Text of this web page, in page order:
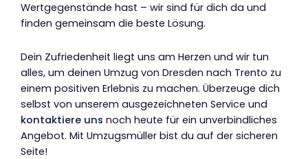
Wertgegenstände hast – wir sind für dich da und
finden gemeinsam die beste Lösung.
Dein Zufriedenheit liegt uns am Herzen und wir tun
alles, um deinen Umzug von Dresden nach Trento zu
einem positiven Erlebnis zu machen. Überzeuge dich
selbst von unserem ausgezeichneten Service und
kontaktiere uns noch heute für ein unverbindliches
Angebot. Mit Umzugsmüller bist du auf der sicheren
Seite!